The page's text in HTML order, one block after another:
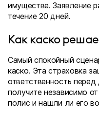
имуществе. Заявление
течение 20 дней.
Как каско
Самый спокойный
каско. Эта страховка
ответственность
получите независимо
полис и нашли ли его